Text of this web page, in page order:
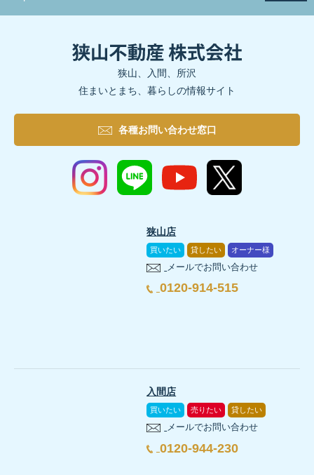
狭山、入間、所沢
住まいとまち、暮らしの情報サイト
各種お問い合わせ窓口
狭山店
買いたい 貸したい オーナー様
メールでお問い合わせ
0120-914-515
入間店
買いたい 売りたい 貸したい
メールでお問い合わせ
0120-944-230